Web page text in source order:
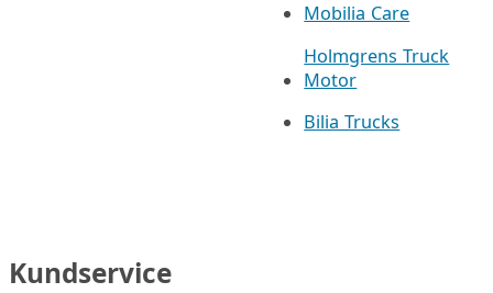
Mobilia Care
Holmgrens Truck
Motor
Bilia Trucks
Kundservice